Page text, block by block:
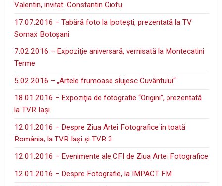
Valentin, invitat: Constantin Ciofu
17.07.2016 – Tabără foto la Ipoteşti, prezentată la TV
Somax Botoşani
7.02.2016 – Expoziţie aniversară, vernisată la Montecatini
Terme
5.02.2016 – „Artele frumoase slujesc Cuvântului“
18.01.2016 – Expoziţia de fotografie “Origini”, prezentată
la TVR Iaşi
12.01.2016 – Despre Ziua Artei Fotografice în toată
România, la TVR Iaşi şi TVR 3
12.01.2016 – Evenimente ale CFI de Ziua Artei Fotografice
12.01.2016 – Despre Fotografie, la IMPACT FM